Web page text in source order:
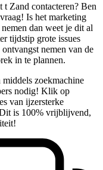
t Zand contacteren? Ben
Is het marketing
dan weet je dit al
tijdstip grote issues
nemen van de
in te plannen.
zoekmachine
nodig! Klik op
van ijzersterke
is 100% vrijblijvend,